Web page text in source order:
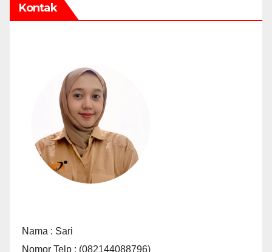
Kontak
Nama : Sari
Nomor Telp : (082144088796)